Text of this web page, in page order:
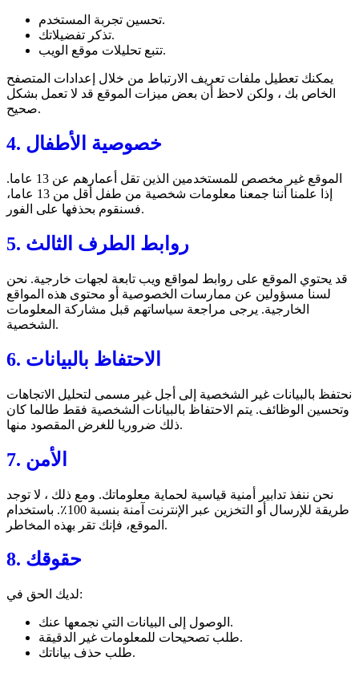
تحسين تجربة المستخدم.
تذكر تفضيلاتك.
تتبع تحليلات موقع الويب.
يمكنك تعطيل ملفات تعريف الارتباط من خلال إعدادات المتصفح
الخاص بك ، ولكن لاحظ أن بعض ميزات الموقع قد لا تعمل بشكل
صحيح.
4. خصوصية الأطفال
الموقع غير مخصص للمستخدمين الذين تقل أعمارهم عن 13 عاما.
إذا علمنا أننا جمعنا معلومات شخصية من طفل أقل من 13 عاما،
فسنقوم بحذفها على الفور.
5. روابط الطرف الثالث
قد يحتوي الموقع على روابط لمواقع ويب تابعة لجهات خارجية. نحن
لسنا مسؤولين عن ممارسات الخصوصية أو محتوى هذه المواقع
الخارجية. يرجى مراجعة سياساتهم قبل مشاركة المعلومات
الشخصية.
6. الاحتفاظ بالبيانات
نحتفظ بالبيانات غير الشخصية إلى أجل غير مسمى لتحليل الاتجاهات
وتحسين الوظائف. يتم الاحتفاظ بالبيانات الشخصية فقط طالما كان
ذلك ضروريا للغرض المقصود منها.
7. الأمن
نحن ننفذ تدابير أمنية قياسية لحماية معلوماتك. ومع ذلك ، لا توجد
طريقة للإرسال أو التخزين عبر الإنترنت آمنة بنسبة 100٪. باستخدام
الموقع، فإنك تقر بهذه المخاطر.
8. حقوقك
لديك الحق في:
الوصول إلى البيانات التي نجمعها عنك.
طلب تصحيحات للمعلومات غير الدقيقة.
طلب حذف بياناتك.